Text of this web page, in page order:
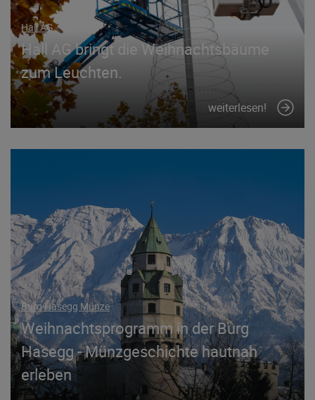
Hall AG
Hall AG bringt die Weihnachtsbäume
zum Leuchten.
weiterlesen!
Burg Hasegg Münze
Weihnachtsprogramm in der Burg
Hasegg - Münzgeschichte hautnah
erleben